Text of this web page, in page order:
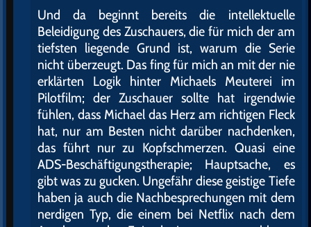
Und da beginnt bereits die intellektuelle
Beleidigung des Zuschauers, die für mich der am
tiefsten liegende Grund ist, warum die Serie
nicht überzeugt. Das fing für mich an mit der nie
erklärten Logik hinter Michaels Meuterei im
Pilotfilm; der Zuschauer sollte hat irgendwie
fühlen, dass Michael das Herz am richtigen Fleck
hat, nur am Besten nicht darüber nachdenken,
das führt nur zu Kopfschmerzen. Quasi eine
ADS-Beschäftigungstherapie; Hauptsache, es
gibt was zu gucken. Ungefähr diese geistige Tiefe
haben ja auch die Nachbesprechungen mit dem
nerdigen Typ, die einem bei Netflix nach dem